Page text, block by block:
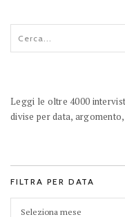
Leggi le oltre 4000
divise per data,
FILTRA PER DATA